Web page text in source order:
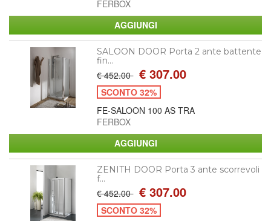
FERBOX
SALOON DOOR Porta 2 ante battente
fin...
€ 452.00 € 307.00
SCONTO 32%
FE-SALOON 100 AS TRA
FERBOX
ZENITH DOOR Porta 3 ante scorrevoli
f...
€ 452.00 € 307.00
SCONTO 32%